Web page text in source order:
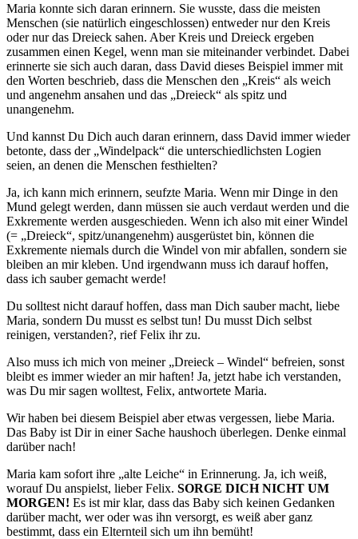
Maria konnte sich daran erinnern. Sie wusste, dass die meisten
Menschen (sie natürlich eingeschlossen) entweder nur den Kreis
oder nur das Dreieck sahen. Aber Kreis und Dreieck ergeben
zusammen einen Kegel, wenn man sie miteinander verbindet. Dabei
erinnerte sie sich auch daran, dass David dieses Beispiel immer mit
den Worten beschrieb, dass die Menschen den „Kreis“ als weich
und angenehm ansahen und das „Dreieck“ als spitz und
unangenehm.
Und kannst Du Dich auch daran erinnern, dass David immer wieder
betonte, dass der „Windelpack“ die unterschiedlichsten Logien
seien, an denen die Menschen festhielten?
Ja, ich kann mich erinnern, seufzte Maria. Wenn mir Dinge in den
Mund gelegt werden, dann müssen sie auch verdaut werden und die
Exkremente werden ausgeschieden. Wenn ich also mit einer Windel
(= „Dreieck“, spitz/unangenehm) ausgerüstet bin, können die
Exkremente niemals durch die Windel von mir abfallen, sondern sie
bleiben an mir kleben. Und irgendwann muss ich darauf hoffen,
dass ich sauber gemacht werde!
Du solltest nicht darauf hoffen, dass man Dich sauber macht, liebe
Maria, sondern Du musst es selbst tun! Du musst Dich selbst
reinigen, verstanden?, rief Felix ihr zu.
Also muss ich mich von meiner „Dreieck – Windel“ befreien, sonst
bleibt es immer wieder an mir haften! Ja, jetzt habe ich verstanden,
was Du mir sagen wolltest, Felix, antwortete Maria.
Wir haben bei diesem Beispiel aber etwas vergessen, liebe Maria.
Das Baby ist Dir in einer Sache haushoch überlegen. Denke einmal
darüber nach!
Maria kam sofort ihre „alte Leiche“ in Erinnerung. Ja, ich weiß,
worauf Du anspielst, lieber Felix. SORGE DICH NICHT UM
MORGEN! Es ist mir klar, dass das Baby sich keinen Gedanken
darüber macht, wer oder was ihn versorgt, es weiß aber ganz
bestimmt, dass ein Elternteil sich um ihn bemüht!